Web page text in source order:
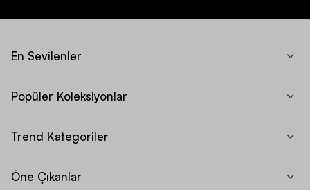
En Sevilenler
Popüler Koleksiyonlar
Trend Kategoriler
Öne Çıkanlar